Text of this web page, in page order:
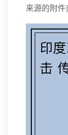
来源的附件